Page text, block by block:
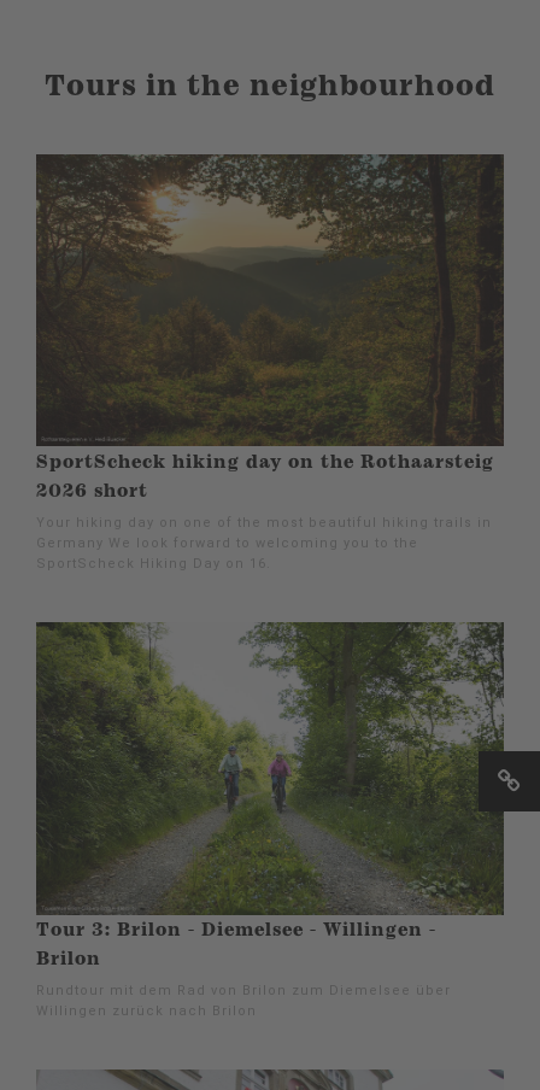
Tours in the neighbourhood
SportScheck hiking day on the Rothaarsteig
2026 short
Your hiking day on one of the most beautiful hiking trails in
Germany We look forward to welcoming you to the
SportScheck Hiking Day on 16.
Tour 3: Brilon - Diemelsee - Willingen -
Brilon
Rundtour mit dem Rad von Brilon zum Diemelsee über
Willingen zurück nach Brilon